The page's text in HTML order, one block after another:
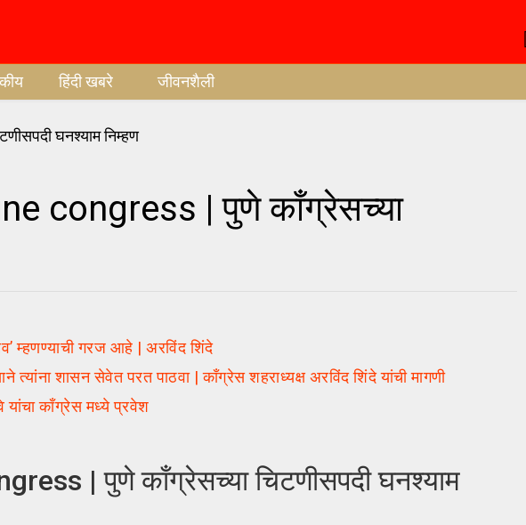
हिंदी खबरे जीवनशैली
congress | पुणे काँग्रेसच्या
गरज आहे | अरविंद शिंदे
शासन सेवेत परत पाठवा | कॉंग्रेस शहराध्यक्ष अरविंद शिंदे यांची मागणी
कॉंग्रेस मध्ये प्रवेश
| पुणे काँग्रेसच्या चिटणीसपदी घनश्याम